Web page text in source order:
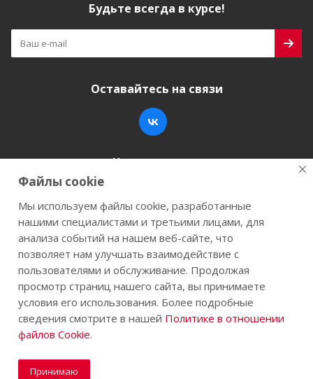
Будьте всегда в курсе!
Оставайтесь на связи
Наши контакты
+7 (846) 200-05-15
г. Самара, ул. Заводское шоссе, 17
2026 © Строй-К.рф. Сайт не является публичной
офертой.
Файлы cookie
Мы используем файлы cookie, разработанные
нашими специалистами и третьими лицами, для
анализа событий на нашем веб-сайте, что
позволяет нам улучшать взаимодействие с
пользователями и обслуживание. Продолжая
просмотр страниц нашего сайта, вы принимаете
условия его использования. Более подробные
сведения смотрите в нашей Политике в отношении
файлов Cookie.
Принимаю